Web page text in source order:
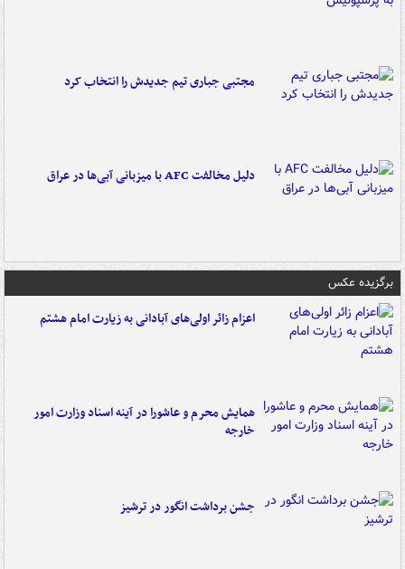
مجتبی جباری تیم جدیدش را انتخاب کرد
دلیل مخالفت AFC با میزبانی آبی‌ها در عراق
برگزیده عکس
اعزام زائر اولی‌های آبادانی به زیارت امام هشتم
همایش محرم و عاشورا در آینه اسناد وزارت امور
خارجه
جشن برداشت انگور در ترشیز